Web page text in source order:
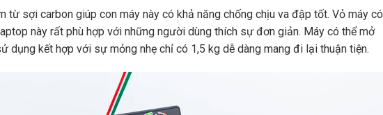
từ sợi carbon giúp con máy này có khả năng chống chịu va đập tốt. Vỏ máy có
này rất phù hợp với những người dùng thích sự đơn giản. Máy có thể mở
dụng kết hợp với sự mỏng nhẹ chỉ có 1,5 kg dễ dàng mang đi lại thuận tiện.